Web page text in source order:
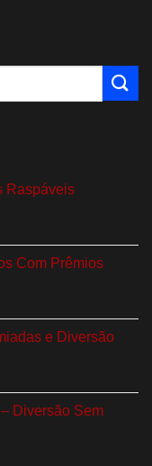
Raspáveis
Com Prêmios
e Diversão
Diversão Sem